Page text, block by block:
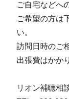
ご自宅などへ
ご希望の方は
い。
訪問日時のご
出張費はかか
リオン補聴相